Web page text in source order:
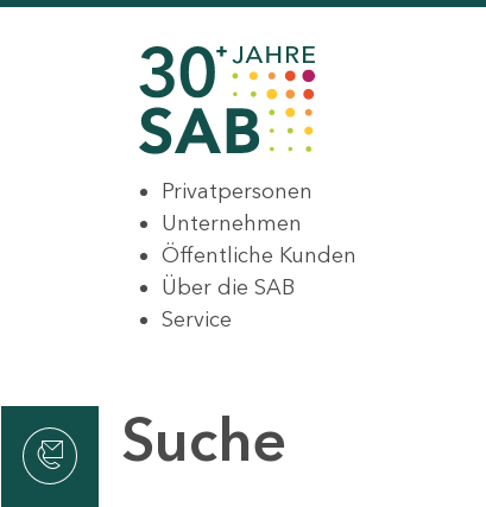
Privatpersonen
Unternehmen
Öffentliche Kunden
Über die SAB
Service
Suche